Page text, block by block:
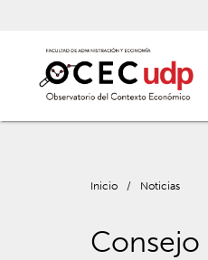
Inicio / Noticias